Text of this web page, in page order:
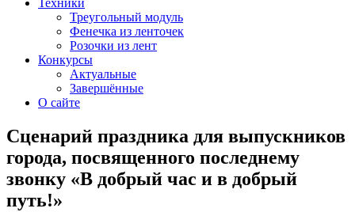
Техники
Треугольный модуль
Фенечка из ленточек
Розочки из лент
Конкурсы
Актуальные
Завершённые
О сайте
Сценарий праздника для выпускников
города, посвященного последнему
звонку «В добрый час и в добрый
путь!»